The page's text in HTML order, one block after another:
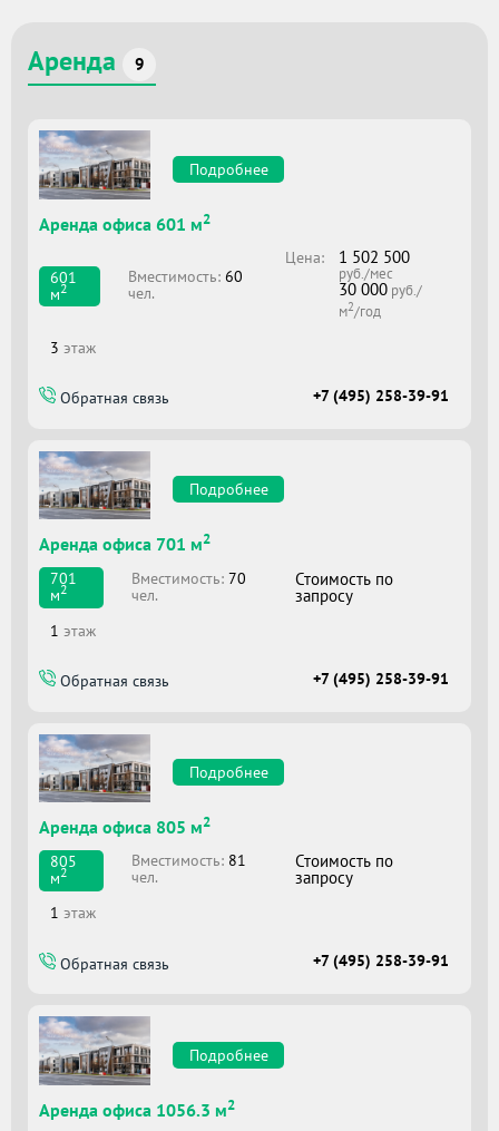
Аренда 9
Подробнее
Аренда офиса 601 м2
601
м2
Вместимоcть:60
чел.
Цена: 1 502 500
руб./мес
30 000руб./
м2/год
3 этаж
Обратная связь +7 (495) 258-39-91
Подробнее
Аренда офиса 701 м2
701
м2
Вместимоcть: 70
чел.
Стоимость по
запросу
1 этаж
Обратная связь +7 (495) 258-39-91
Подробнее
Аренда офиса 805 м2
805
м2
Вместимоcть: 81
чел.
Стоимость по
запросу
1 этаж
Обратная связь +7 (495) 258-39-91
Подробнее
Аренда офиса 1056.3 м2